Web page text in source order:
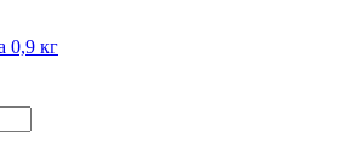
0,9 кг